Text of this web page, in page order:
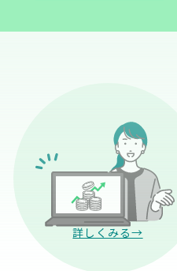
詳しくみる→